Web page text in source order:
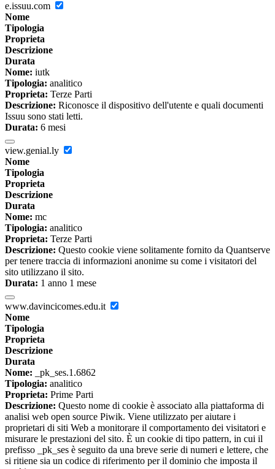
e.issuu.com
Nome
Tipologia
Proprieta
Descrizione
Durata
Nome: iutk
Tipologia: analitico
Proprieta: Terze Parti
Descrizione: Riconosce il dispositivo dell'utente e quali documenti
Issuu sono stati letti.
Durata: 6 mesi
view.genial.ly
Nome
Tipologia
Proprieta
Descrizione
Durata
Nome: mc
Tipologia: analitico
Proprieta: Terze Parti
Descrizione: Questo cookie viene solitamente fornito da Quantserve
per tenere traccia di informazioni anonime su come i visitatori del
sito utilizzano il sito.
Durata: 1 anno 1 mese
www.davincicomes.edu.it
Nome
Tipologia
Proprieta
Descrizione
Durata
Nome: _pk_ses.1.6862
Tipologia: analitico
Proprieta: Prime Parti
Descrizione: Questo nome di cookie è associato alla piattaforma di
analisi web open source Piwik. Viene utilizzato per aiutare i
proprietari di siti Web a monitorare il comportamento dei visitatori e
misurare le prestazioni del sito. È un cookie di tipo pattern, in cui il
prefisso _pk_ses è seguito da una breve serie di numeri e lettere, che
si ritiene sia un codice di riferimento per il dominio che imposta il